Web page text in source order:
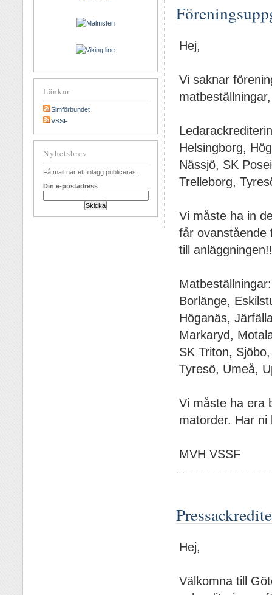
Hej,
Vi saknar
Helsingborg,
Nässjö, SK
Trelleborg,
Vi måste ha in
får ovanstående
till anläggningen!!
Matbeställningar:
Borlänge,
Höganäs,
Markaryd,
SK Triton,
Tyresö, Umeå,
Vi måste ha era
matorder. Har
MVH VSSF
Hej,
Välkomna till
Länkar
Simförbundet
VSSF
Nyhetsbrev
Få mail när ett inlägg publiceras.
Din e-postadress